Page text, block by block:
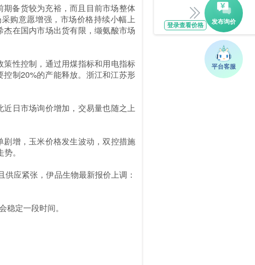
备货较为充裕，而且目前市场整体
购意愿增强，市场价格持续小幅上
在国内市场出货有限，缬氨酸市场
性控制，通过用煤指标和用电指标
制20%的产能释放。浙江和江苏形
日市场询价增加，交易量也随之上
增，玉米价格发生波动，双控措施
。
应紧张，伊品生物最新报价上调：
定一段时间。
登录查看价格